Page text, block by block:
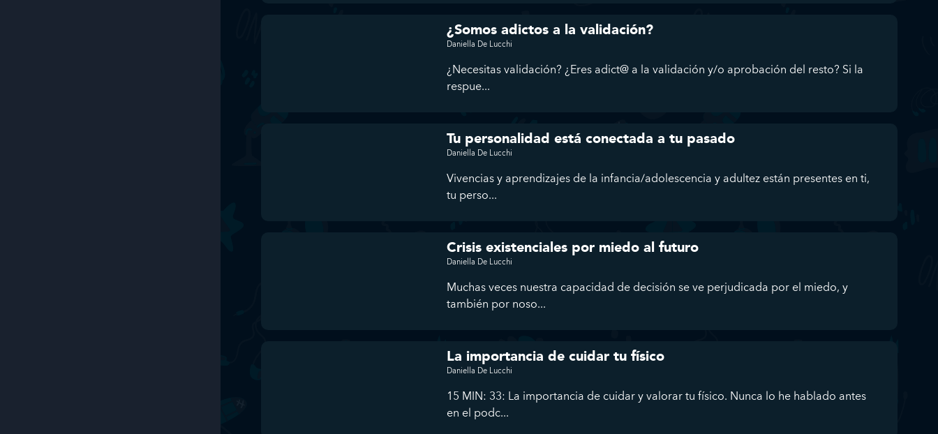
¿Somos adictos a la validación?
Daniella De Lucchi
¿Necesitas validación? ¿Eres adict@ a la validación y/o aprobación del resto? Si la
respue...
Tu personalidad está conectada a tu pasado
Daniella De Lucchi
Vivencias y aprendizajes de la infancia/adolescencia y adultez están presentes en ti,
tu perso...
Crisis existenciales por miedo al futuro
Daniella De Lucchi
Muchas veces nuestra capacidad de decisión se ve perjudicada por el miedo, y
también por noso...
La importancia de cuidar tu físico
Daniella De Lucchi
15 MIN: 33: La importancia de cuidar y valorar tu físico. Nunca lo he hablado antes
en el podc...